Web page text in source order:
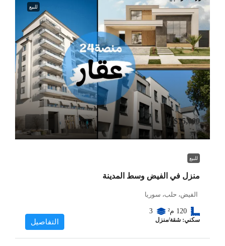
للبيع
$75,000
للبيع
منزل في الفيض وسط المدينة
الفيض، حلب، سوريا
120 م² 3
سكني: شقة/منزل التفاصيل